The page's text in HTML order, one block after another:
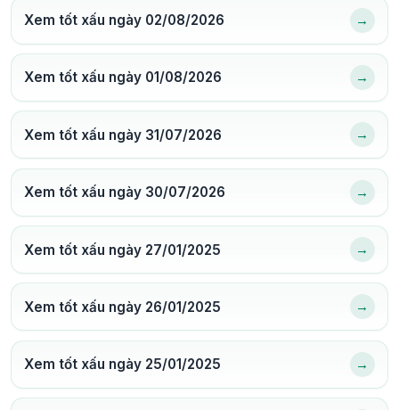
Xem tốt xấu ngày 02/08/2026 →
Xem tốt xấu ngày 01/08/2026 →
Xem tốt xấu ngày 31/07/2026 →
Xem tốt xấu ngày 30/07/2026 →
Xem tốt xấu ngày 27/01/2025 →
Xem tốt xấu ngày 26/01/2025 →
Xem tốt xấu ngày 25/01/2025 →